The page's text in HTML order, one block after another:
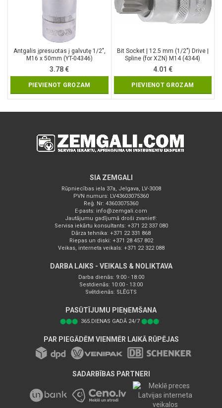
Antgalis įpresuotas į galvutę 1/2″,
M16 x 50mm (YT-04346)
3.78€
PIEVIENOT GROZAM
Bit Socket | 12.5 mm (1/2″) Drive |
Spline (for XZN) M14 (4344)
4.01 €
PIEVIENOT GROZAM
SIA ZEMGALI
Rūpniecības iela 37a, Jelgava, LV-3008
PVN numurs: LV43603075360
Reģ. Nr: 43603075360
E-pasts: info@zemgali.com
Jautājumu gadījumā droši zvaniet!:
Servisa iekārtu konsultants: +371 22 337 080
Dārza tehnika: +371 22 331 868
Riepas un diski: +371 28 457 802
Veikas, interneta veikals: +371 22 322 088
DARBA LAIKS - VEIKALS & NOLIKTAVA
Darba dienās: 9:00 - 18:00
Sestdienās: 10:00 - 13:00
Svētdienās: SLĒGTS
PASŪTĪJUMU PIEŅEMŠANA
⬤⬤⬤ 365.DIENAS GADĀ 24/7 ⬤⬤⬤
PAR PIEGĀDĒM VIENMĒR LAIKĀ RŪPĒJAS
SADARBĪBAS PARTNERI